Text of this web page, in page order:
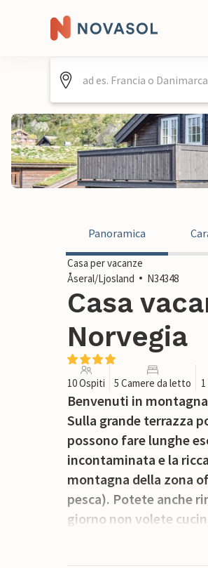
Panoramica
Casa per vacanze
Åseral/Ljosland
N34348
Casa
Norvegia
10 Ospiti 5 Camere da letto
Benvenuti in
Sulla grande terrazza
possono fare lunghe
incontaminata e la
montagna della zona
pesca). Potete anche
giorno non volete
inverno, ci sono
vacanze si può